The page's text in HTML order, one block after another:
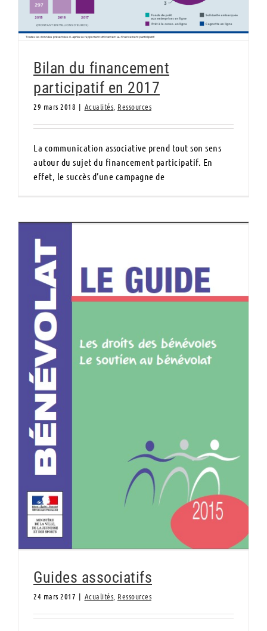
Bilan du financement
participatif en 2017
29 mars 2018 | Acualités, Ressources
La communication associative prend tout son sens
autour du sujet du financement participatif. En
effet, le succès d’une campagne de
Guides associatifs
24 mars 2017 | Acualités Ressources